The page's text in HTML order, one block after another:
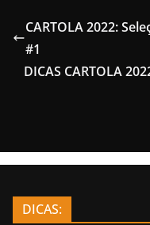
CARTOLA 2022:
#1
DICAS CARTOLA
DICAS: